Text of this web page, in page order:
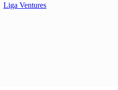
Liga Ventures